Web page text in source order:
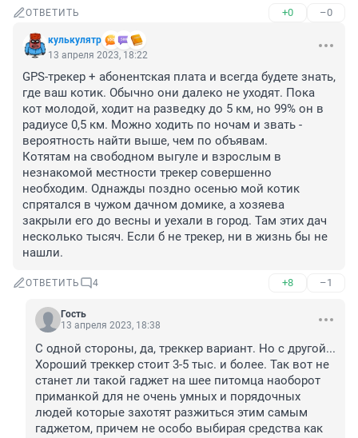
ОТВЕТИТЬ +0 –0
кулькулятр
13 апреля 2023, 18:22
GPS-трекер + абонентская плата и всегда будете знать,
где ваш котик. Обычно они далеко не уходят. Пока
кот молодой, ходит на разведку до 5 км, но 99% он в
радиусе 0,5 км. Можно ходить по ночам и звать -
вероятность найти выше, чем по объявам.
Котятам на свободном выгуле и взрослым в
незнакомой местности трекер совершенно
необходим. Однажды поздно осенью мой котик
спрятался в чужом дачном домике, а хозяева
закрыли его до весны и уехали в город. Там этих дач
несколько тысяч. Если б не трекер, ни в жизнь бы не
нашли.
ОТВЕТИТЬ 4 +8 –1
Гость
13 апреля 2023, 18:38
С одной стороны, да, треккер вариант. Но с другой...
Хороший треккер стоит 3-5 тыс. и более. Так вот не
станет ли такой гаджет на шее питомца наоборот
приманкой для не очень умных и порядочных
людей которые захотят разжиться этим самым
гаджетом, причем не особо выбирая средства как